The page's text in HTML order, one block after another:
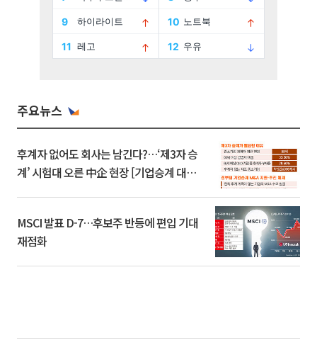
주요뉴스
후계자 없어도 회사는 남긴다?…‘제3자 승
계’ 시험대 오른 中企 현장 [기업승계 대전
MSCI 발표 D-7…후보주 반등에 편입 기대
재점화